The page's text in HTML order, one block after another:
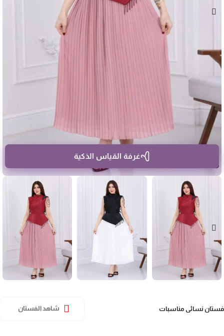
غرفة القياس الذكية
نسائي مناسبات شاهد الفستان